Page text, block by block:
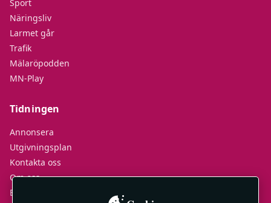
Sport
Näringsliv
Larmet går
Trafik
Mälaröpodden
MN-Play
Tidningen
Annonsera
Utgivningsplan
Kontakta oss
Om oss
E-tidningar